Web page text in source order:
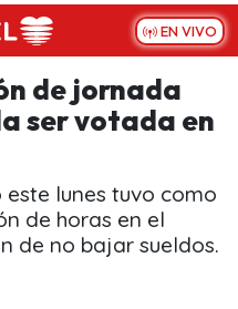
EN VIVO
de jornada
ser votada en
este lunes tuvo como
de horas en el
de no bajar sueldos.